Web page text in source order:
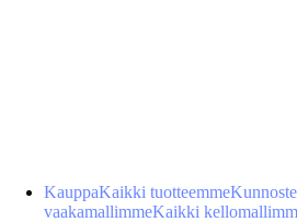
KauppaKaikki tuotteemme
vaakamallimmeKaikki